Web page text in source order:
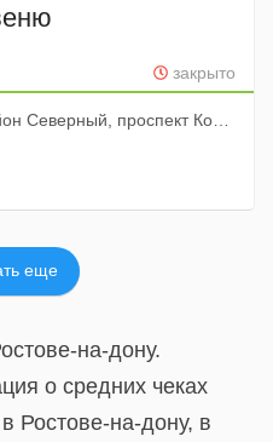
закрыто
проспект Космонавтов, 15а
еще
на-дону.
о средних чеках
Ростове-на-дону, в